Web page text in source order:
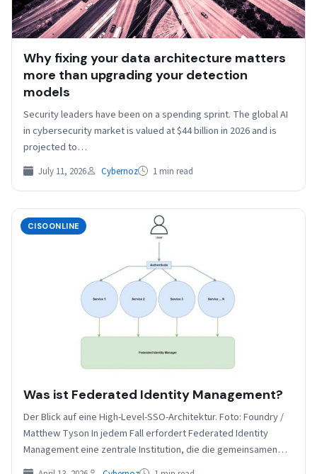
Why fixing your data architecture matters
more than upgrading your detection
models
Security leaders have been on a spending sprint. The global AI
in cybersecurity market is valued at $44 billion in 2026 and is
projected to…
July 11, 2026 Cybernoz 1 min read
CISOONLINE
Was ist Federated Identity Management?
Der Blick auf eine High-Level-SSO-Architektur. Foto: Foundry /
Matthew Tyson In jedem Fall erfordert Federated Identity
Management eine zentrale Institution, die die gemeinsamen
Anmeldeinformationen zwischen…